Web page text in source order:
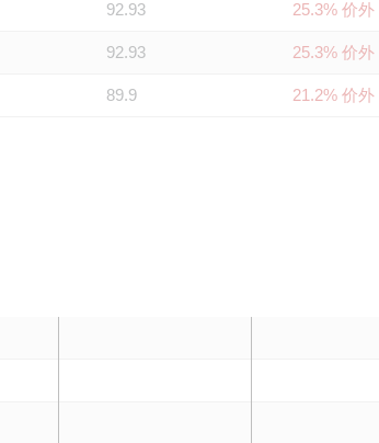
92.93 25.3% 价外
92.93 25.3% 价外
89.9 21.2% 价外